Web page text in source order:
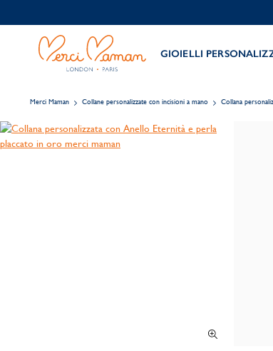
GIOIELLI
Merci Maman Collane personalizzate con incisioni a mano Collana